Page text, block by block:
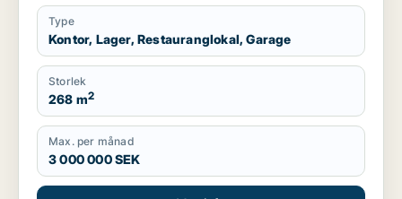
Type
Kontor, Lager, Restauranglokal, Garage
Storlek
268 m2
Max. per månad
3 000 000 SEK